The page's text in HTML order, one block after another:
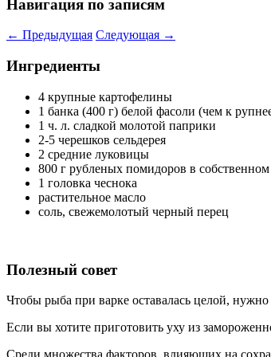
Навигация по записям
← Предыдущая Следующая →
Ингредиенты
4 крупные картофелины
1 банка (400 г) белой фасоли (чем к
1 ч. л. сладкой молотой паприки
2-5 черешков сельдерея
2 средние луковицы
800 г рубленых помидоров в собственном
1 головка чеснока
растительное масло
соль, свежемолотый черный перец
Полезный совет
Чтобы рыба при варке оставалась целой,
Если вы хотите приготовить уху из